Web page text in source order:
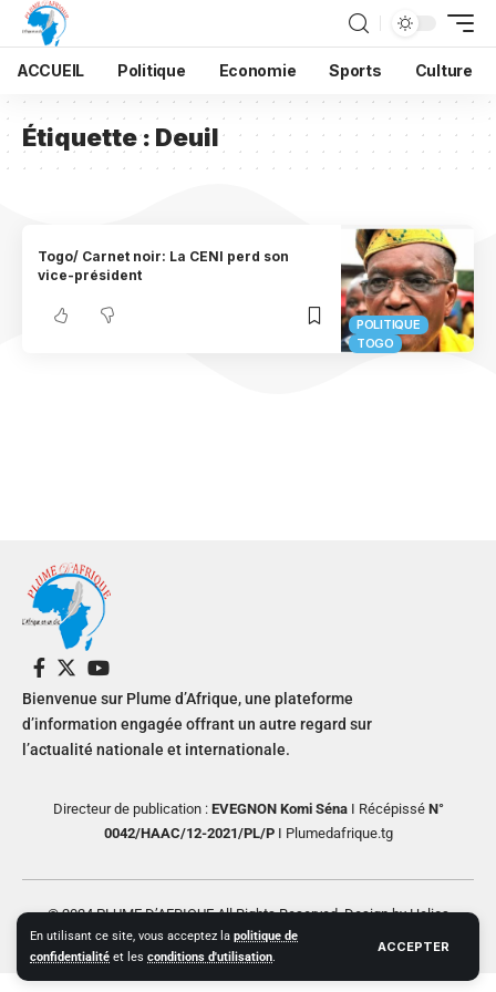
En utilisant ce site, vous acceptez la politique de
confidentialité et les conditions d'utilisation.
ACCEPTER
ACCUEIL Politique Economie Sports Culture
Étiquette : Deuil
POLITIQUE
TOGO
Togo/ Carnet noir: La CENI perd son
vice-président
Bienvenue sur Plume d’Afrique, une plateforme
d’information engagée offrant un autre regard sur
l’actualité nationale et internationale.
Directeur de publication : EVEGNON Komi SénaI RécépisséN°
0042/HAAC/12-2021/PL/PI Plumedafrique.tg
© 2024 PLUME D’AFRIQUE All Rights Reserved. Design by Helios
Creative